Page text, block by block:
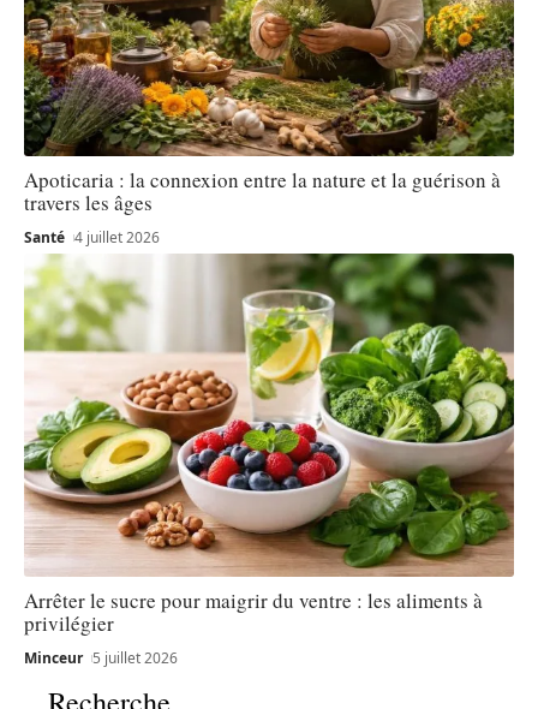
Apoticaria : la connexion entre la nature et la guérison à
travers les âges
Santé 4 juillet 2026
Arrêter le sucre pour maigrir du ventre : les aliments à
privilégier
Minceur 5 juillet 2026